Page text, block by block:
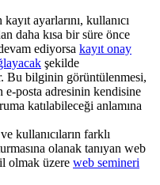
ayarlarını, kullanıcı
daha kısa bir süre önce
ediyorsa kayıt onay
şekilde
Bu bilginin görüntülenmesi,
e-posta adresinin kendisine
katılabileceği anlamına
kullanıcıların farklı
olanak tanıyan web
olmak üzere web semineri